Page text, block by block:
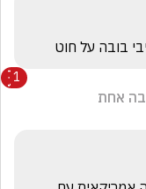
בובה על חוט
1
אחת